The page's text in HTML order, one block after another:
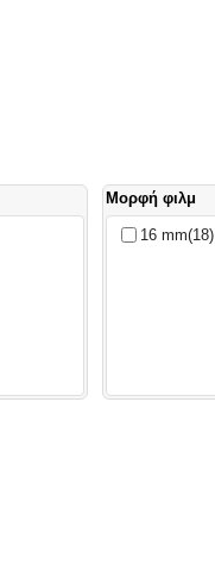
Μορφή φιλμ
16 mm(18)